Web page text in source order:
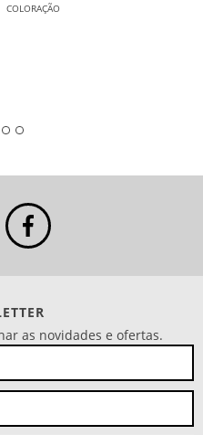
COLORAÇÃO
as novidades e ofertas.